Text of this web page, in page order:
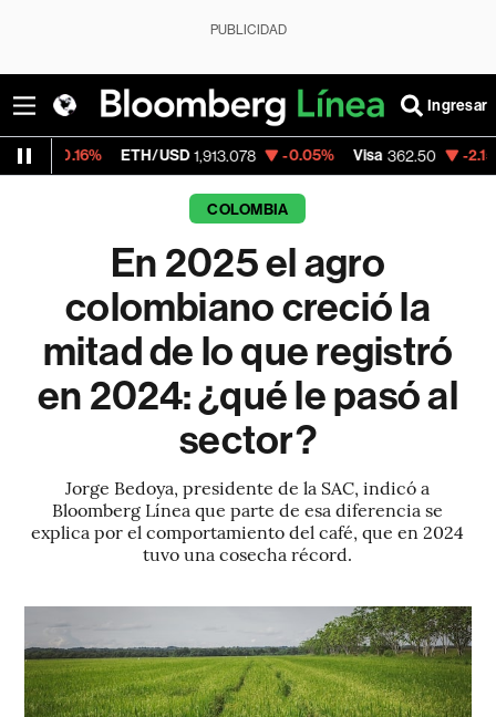
PUBLICIDAD
Ingresar
ETH/USD 1,913.078 -0.05% Visa 362.50 -2.15%
COLOMBIA
En 2025 el agro
colombiano creció la
mitad de lo que registró
en 2024: ¿qué le pasó al
sector?
Jorge Bedoya, presidente de la SAC, indicó a
Bloomberg Línea que parte de esa diferencia se
explica por el comportamiento del café, que en 2024
tuvo una cosecha récord.